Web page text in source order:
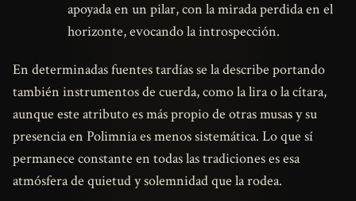
apoyada en un pilar, con la mirada perdida en el
horizonte, evocando la introspección.
En determinadas fuentes tardías se la describe portando
también instrumentos de cuerda, como la lira o la cítara,
aunque este atributo es más propio de otras musas y su
presencia en Polimnia es menos sistemática. Lo que sí
permanece constante en todas las tradiciones es esa
atmósfera de quietud y solemnidad que la rodea.